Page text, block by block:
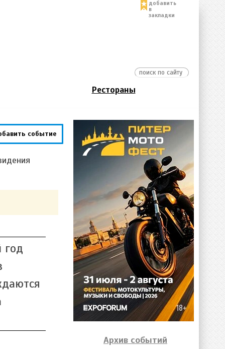
добавить
в
закладки
Рестораны
событие
год
Архив событий